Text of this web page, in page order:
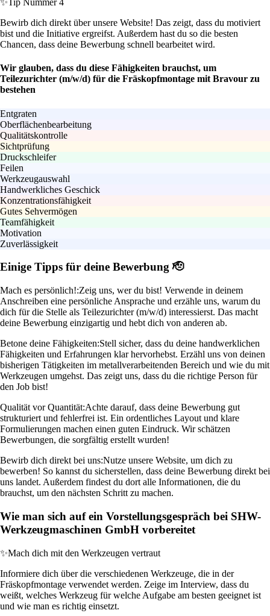
✨ Tip Nummer 4
Bewirb dich direkt über unsere Website! Das zeigt, dass du motiviert
bist und die Initiative ergreifst. Außerdem hast du so die besten
Chancen, dass deine Bewerbung schnell bearbeitet wird.
Wir glauben, dass du diese Fähigkeiten brauchst, um
Teilezurichter (m/w/d) für die Fräskopfmontage mit Bravour zu
bestehen
Entgraten
Oberflächenbearbeitung
Qualitätskontrolle
Sichtprüfung
Druckschleifer
Feilen
Werkzeugauswahl
Handwerkliches Geschick
Konzentrationsfähigkeit
Gutes Sehvermögen
Teamfähigkeit
Motivation
Zuverlässigkeit
Einige Tipps für deine Bewerbung 🫡
Mach es persönlich!:Zeig uns, wer du bist! Verwende in deinem
Anschreiben eine persönliche Ansprache und erzähle uns, warum du
dich für die Stelle als Teilezurichter (m/w/d) interessierst. Das macht
deine Bewerbung einzigartig und hebt dich von anderen ab.
Betone deine Fähigkeiten:Stell sicher, dass du deine handwerklichen
Fähigkeiten und Erfahrungen klar hervorhebst. Erzähl uns von deinen
bisherigen Tätigkeiten im metallverarbeitenden Bereich und wie du mit
Werkzeugen umgehst. Das zeigt uns, dass du die richtige Person für
den Job bist!
Qualität vor Quantität:Achte darauf, dass deine Bewerbung gut
strukturiert und fehlerfrei ist. Ein ordentliches Layout und klare
Formulierungen machen einen guten Eindruck. Wir schätzen
Bewerbungen, die sorgfältig erstellt wurden!
Bewirb dich direkt bei uns:Nutze unsere Website, um dich zu
bewerben! So kannst du sicherstellen, dass deine Bewerbung direkt bei
uns landet. Außerdem findest du dort alle Informationen, die du
brauchst, um den nächsten Schritt zu machen.
Wie man sich auf ein Vorstellungsgespräch bei SHW-
Werkzeugmaschinen GmbH vorbereitet
✨Mach dich mit den Werkzeugen vertraut
Informiere dich über die verschiedenen Werkzeuge, die in der
Fräskopfmontage verwendet werden. Zeige im Interview, dass du
weißt, welches Werkzeug für welche Aufgabe am besten geeignet ist
und wie man es richtig einsetzt.